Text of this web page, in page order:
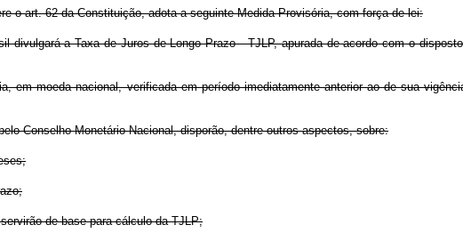
o art. 62 da Constituição, adota a seguinte Medida Provisória, com força de lei:
divulgará a Taxa de Juros de Longo Prazo - TJLP, apurada de acordo com o
em moeda nacional, verificada em período imediatamente anterior ao de sua
Conselho Monetário Nacional, disporão, dentre outros aspectos, sobre:
de base para cálculo da TJLP;